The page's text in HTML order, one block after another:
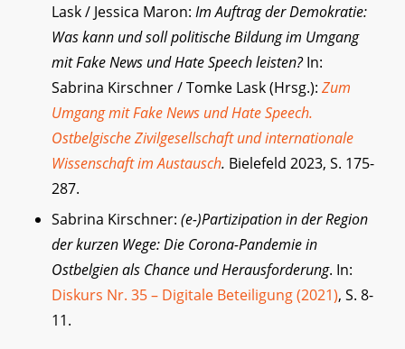
Lask / Jessica Maron: Im Auftrag der Demokratie:
Was kann und soll politische Bildung im Umgang
mit Fake News und Hate Speech leisten?In:
Sabrina Kirschner / Tomke Lask (Hrsg.): Zum
Umgang mit Fake News und Hate Speech.
Ostbelgische Zivilgesellschaft und internationale
Wissenschaft im Austausch. Bielefeld 2023, S. 175-
287.
Sabrina Kirschner: (e-)Partizipation in der Region
der kurzen Wege: Die Corona-Pandemie in
Ostbelgien als Chance und Herausforderung. In:
Diskurs Nr. 35 – Digitale Beteiligung (2021), S. 8-
11.